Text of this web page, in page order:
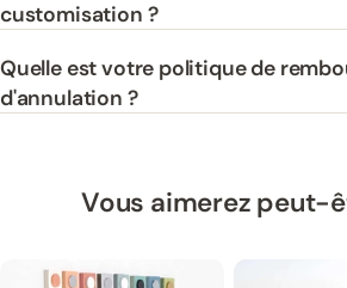
customisation ?
Quelle est votre politique de
d'annulation ?
Vous aimerez peut-